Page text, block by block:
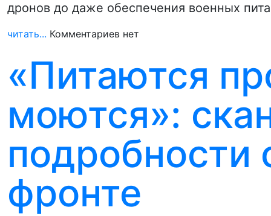
дронов до даже обеспечения военных
читать... Комментариев нет
«Питаются
моются»:
подробности
фронте